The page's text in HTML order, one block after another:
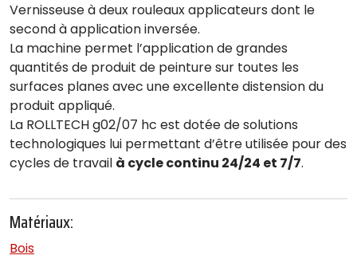
Vernisseuse à deux rouleaux applicateurs dont le
second à application inversée.
La machine permet l’application de grandes
quantités de produit de peinture sur toutes les
surfaces planes avec une excellente distension du
produit appliqué.
La ROLLTECH g02/07 hc est dotée de solutions
technologiques lui permettant d’être utilisée pour des
cycles de travail à cycle continu 24/24 et 7/7.
Matériaux:
Bois